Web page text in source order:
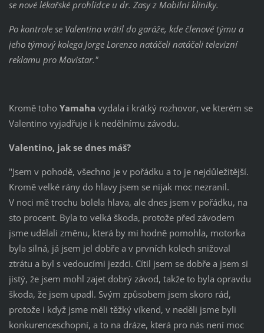
se nové lékařské prohlídce u dr. Zasy z Mobilní kliniky.
Po kontrole se Valentino vrátil do garáže, kde členové týmu a
jeho týmový kolega Jorge Lorenzo natáčeli natáčeli televizní
reklamu pro Movistar."
Kromě toho Yamaha vydala i krátký rozhovor, ve kterém se
Valentino vyjadřuje i k nedělnímu závodu.
Valentino, jak se dnes máš?
"Jsem v pohodě, všechno je v pořádku a to je nejdůležitější.
Kromě velké rány do hlavy jsem se nijak moc nezranil.
V noci mě trochu bolela hlava, ale dnes jsem v pořádku, na
sto procent. Byla to velká škoda, protože před závodem
jsme udělali změnu, která by mi hodně pomohla, motorka
byla silná, já jsem jel dobře a v prvních kolech snižoval
ztrátu a byl s vedoucími jezdci. Cítil jsem se dobře a jsem si
jistý, že jsem mohl zajet dobrý závod, takže to byla opravdu
škoda, že jsem upadl. Svým způsobem jsem skoro rád,
protože i když jsme měli těžký víkend, v neděli jsme byli
konkurenceschopní, a to na dráze, která pro nás není moc